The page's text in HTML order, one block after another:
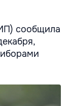
сообщила